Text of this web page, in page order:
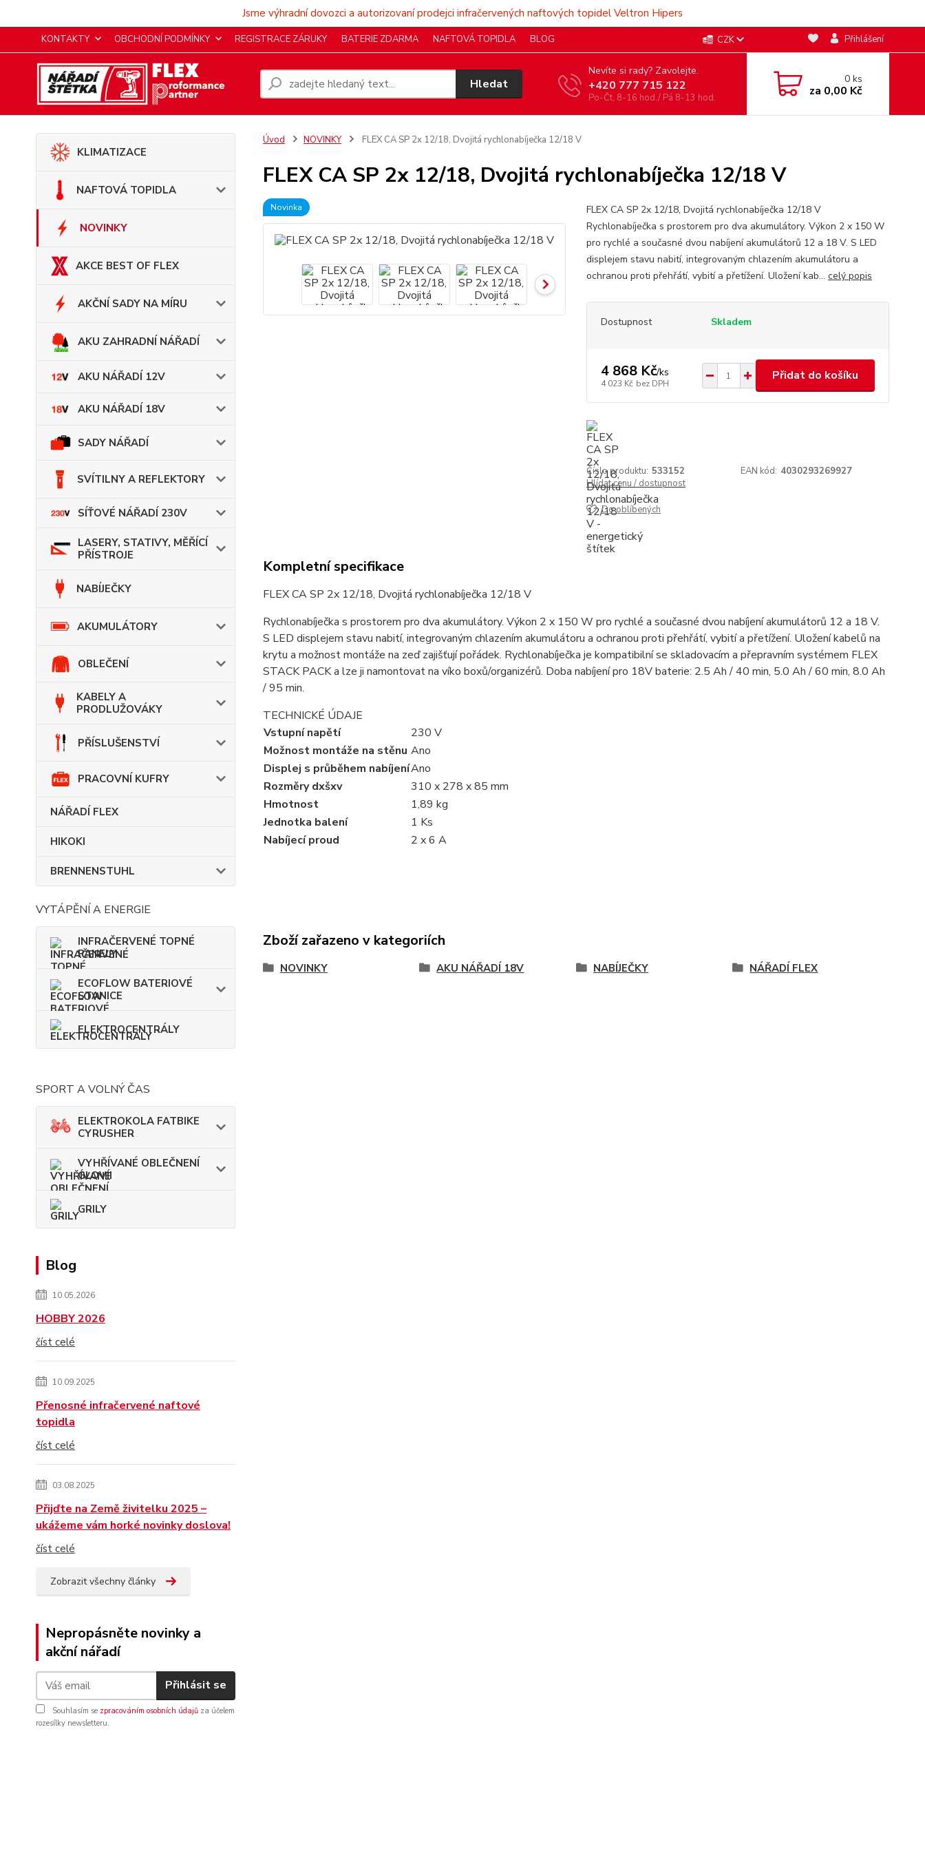
Jsme výhradní dovozci a autorizovaní prodejci infračervených naftových topidel Veltron Hipers
KONTAKTY OBCHODNÍ PODMÍNKY REGISTRACE ZÁRUKY BATERIE ZDARMA NAFTOVÁ TOPIDLA BLOG CZK Přihlášení
Hledat
Nevíte si rady? Zavolejte.
+420 777 715 122
Po-Čt, 8-16 hod./ Pá 8-13 hod.
0ks
za 0,00 Kč
KLIMATIZACE
NAFTOVÁ TOPIDLA
NOVINKY
AKCE BEST OF FLEX
AKČNÍ SADY NA MÍRU
AKU ZAHRADNÍ NÁŘADÍ
AKU NÁŘADÍ 12V
AKU NÁŘADÍ 18V
SADY NÁŘADÍ
SVÍTILNY A REFLEKTORY
SÍŤOVÉ NÁŘADÍ 230V
LASERY, STATIVY, MĚŘÍCÍ
PŘÍSTROJE
NABÍJEČKY
AKUMULÁTORY
OBLEČENÍ
KABELY A
PRODLUŽOVÁKY
PŘÍSLUŠENSTVÍ
PRACOVNÍ KUFRY
NÁŘADÍ FLEX
HIKOKI
BRENNENSTUHL
VYTÁPĚNÍ A ENERGIE
INFRAČERVENÉ TOPNÉ
PANELY
ECOFLOW BATERIOVÉ
STANICE
ELEKTROCENTRÁLY
SPORT A VOLNÝ ČAS
ELEKTROKOLA FATBIKE
CYRUSHER
VYHŘÍVANÉ OBLEČNENÍ
GLOVII
GRILY
Blog
10.05.2026
HOBBY 2026
číst celé
10.09.2025
Přenosné infračervené naftové
topidla
číst celé
03.08.2025
Přijďte na Země živitelku 2025 –
ukážeme vám horké novinky doslova!
číst celé
Zobrazit všechny články
Nepropásněte novinky a
akční nářadí
Přihlásit se
Souhlasím se zpracováním osobních údajů za účelem
rozesílky newsletteru.
Úvod NOVINKY FLEX CA SP 2x 12/18, Dvojitá rychlonabíječka 12/18 V
FLEX CA SP 2x 12/18, Dvojitá rychlonabíječka 12/18 V
Novinka
FLEX CA SP 2x 12/18, Dvojitá rychlonabíječka 12/18 V
Rychlonabíječka s prostorem pro dva akumulátory. Výkon 2 x 150 W
pro rychlé a současné dvou nabíjení akumulátorů 12 a 18 V. S LED
displejem stavu nabití, integrovaným chlazením akumulátoru a
ochranou proti přehřátí, vybití a přetížení. Uložení kab... celý popis
Dostupnost Skladem
4 868 Kč/ks
4 023 Kč bez DPH
Přidat do košíku
Číslo produktu: 533152 EAN kód: 4030293269927
Hlídat cenu / dostupnost
Do oblíbených
Kompletní specifikace
FLEX CA SP 2x 12/18, Dvojitá rychlonabíječka 12/18 V
Rychlonabíječka s prostorem pro dva akumulátory. Výkon 2 x 150 W pro rychlé a současné dvou nabíjení akumulátorů 12 a 18 V.
S LED displejem stavu nabití, integrovaným chlazením akumulátoru a ochranou proti přehřátí, vybití a přetížení. Uložení kabelů na
krytu a možnost montáže na zeď zajišťují pořádek. Rychlonabíječka je kompatibilní se skladovacím a přepravním systémem FLEX
STACK PACK a lze ji namontovat na víko boxů/organizérů. Doba nabíjení pro 18V baterie: 2.5 Ah / 40 min, 5.0 Ah / 60 min, 8.0 Ah
/ 95 min.
TECHNICKÉ ÚDAJE
Vstupní napětí
230 V
Možnost montáže na stěnu Ano
Displej s průběhem nabíjeníAno
Rozměry dxšxv
310 x 278 x 85 mm
Hmotnost
1,89 kg
Jednotka balení
1 Ks
Nabíjecí proud
2 x 6 A
Zboží zařazeno v kategoriích
NOVINKY AKU NÁŘADÍ 18V NABÍJEČKY NÁŘADÍ FLEX